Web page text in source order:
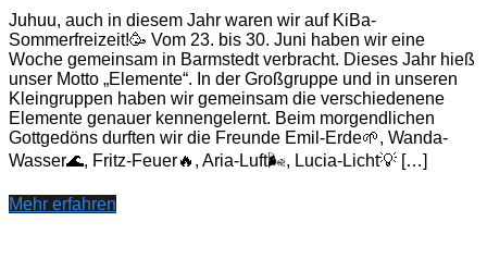
Juhuu, auch in diesem Jahr waren wir auf KiBa-
Sommerfreizeit!🥳 Vom 23. bis 30. Juni haben wir eine
Woche gemeinsam in Barmstedt verbracht. Dieses Jahr hieß
unser Motto „Elemente“. In der Großgruppe und in unseren
Kleingruppen haben wir gemeinsam die verschiedenene
Elemente genauer kennengelernt. Beim morgendlichen
Gottgedöns durften wir die Freunde Emil-Erde🌱, Wanda-
Wasser🌊, Fritz-Feuer🔥, Aria-Luft🌬, Lucia-Licht💡 […]
Mehr erfahren